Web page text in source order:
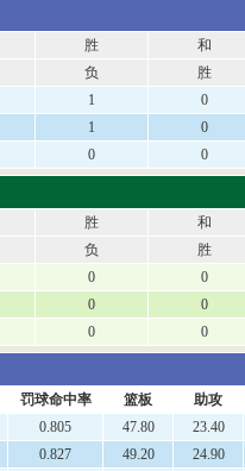
胜
和
负
胜
1
0
1
0
0 0
胜
和
负
胜
0
0
0
0
0 0
罚球命中率 篮板
助攻
0.805 47.80
23.40
0.827 49.20
24.90